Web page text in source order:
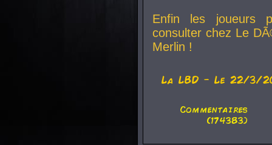
Enfin les joueurs
consulter chez Le
Merlin !
La LBD - Le 22/3/
Commentaires
(174383)